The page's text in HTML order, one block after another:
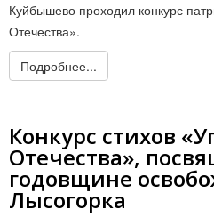
Куйбышево проходил конкурс
Отечества».
Подробнее...
Конкурс стихов
Отечества»,
годовщине
Лысогорка